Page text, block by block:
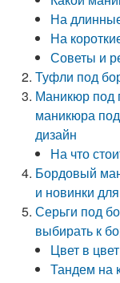
На
На
Советы и
Туфли под
Маникюр под
маникюра
дизайн
На что
Бордовый
и новинки
Серьги под
выбирать к
Цвет в цвет
Тандем на